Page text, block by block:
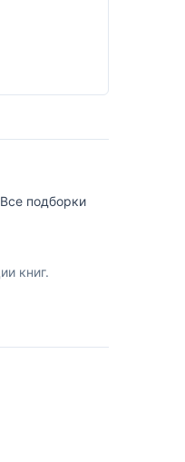
Все подборки
книг.